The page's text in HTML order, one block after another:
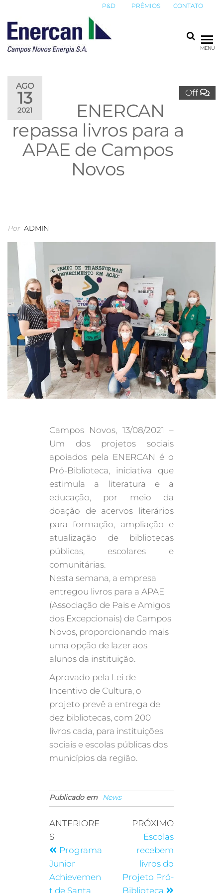
P&D PRÊMIOS CONTATO
MENU
AGO
13
2021
Off
ENERCAN
repassa livros para a
APAE de Campos
Novos
Por ADMIN
Campos Novos, 13/08/2021 –
Um dos projetos sociais
apoiados pela ENERCAN é o
Pró-Biblioteca, iniciativa que
estimula a literatura e a
educação, por meio da
doação de acervos literários
para formação, ampliação e
atualização de bibliotecas
públicas, escolares e
comunitárias.
Nesta semana, a empresa
entregou livros para a APAE
(Associação de Pais e Amigos
dos Excepcionais) de Campos
Novos, proporcionando mais
uma opção de lazer aos
alunos da instituição.
Aprovado pela Lei de
Incentivo de Cultura, o
projeto prevê a entrega de
dez bibliotecas, com 200
livros cada, para instituições
sociais e escolas públicas dos
municípios da região.
Publicado em News
ANTERIORE
S
Programa
Junior
Achievemen
t de Santa
PRÓXIMO
Escolas
recebem
livros do
Projeto Pró-
Biblioteca